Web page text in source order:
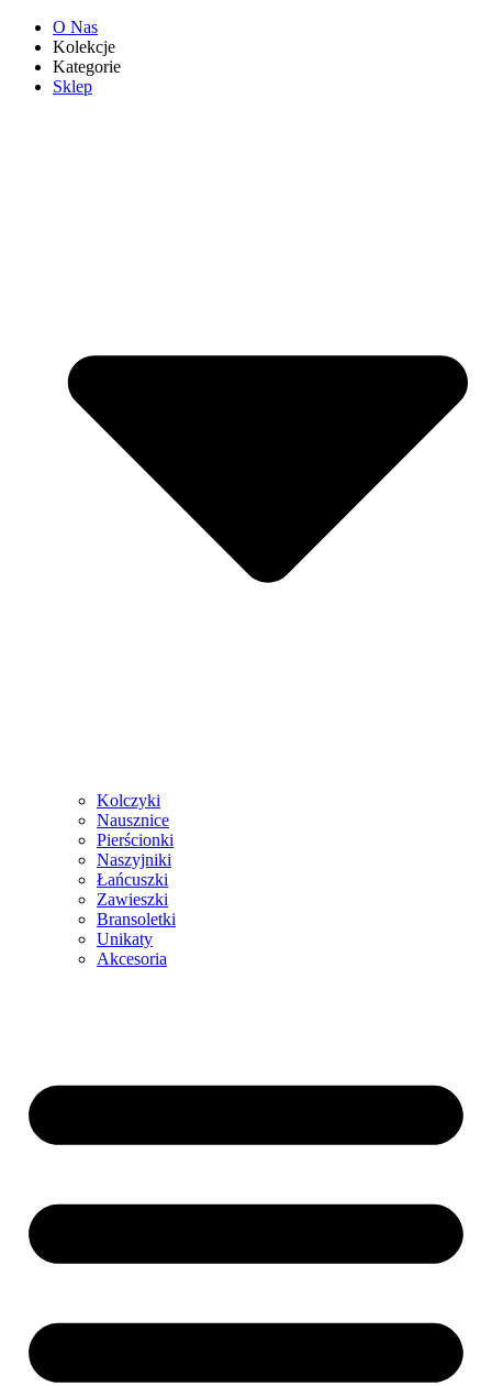
O Nas
Kolekcje
Kategorie
Sklep
Kolczyki
Nausznice
Pierścionki
Naszyjniki
Łańcuszki
Zawieszki
Bransoletki
Unikaty
Akcesoria